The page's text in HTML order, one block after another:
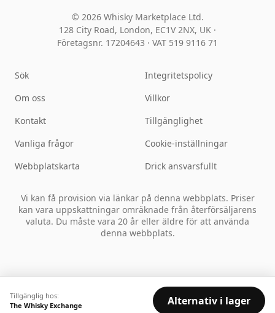
Tillgänglig hos:
The Whisky Exchange
Alternativ i lager
© 2026 Whisky Marketplace Ltd.
128 City Road, London, EC1V 2NX, UK ·
Företagsnr. 17204643 · VAT 519 9116 71
Sök
Om oss
Kontakt
Vanliga frågor
Webbplatskarta
Integritetspolicy
Villkor
Tillgänglighet
Cookie-inställningar
Drick ansvarsfullt
Vi kan få provision via länkar på denna webbplats. Priser
kan vara uppskattningar omräknade från återförsäljarens
valuta. Du måste vara 20 år eller äldre för att använda
denna webbplats.